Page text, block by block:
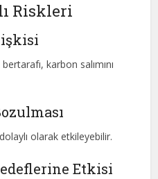
Riskleri
karbon salımını
olarak etkileyebilir.
Etkisi